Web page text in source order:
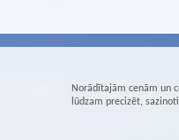
Norādītajām cenām un
lūdzam precizēt,